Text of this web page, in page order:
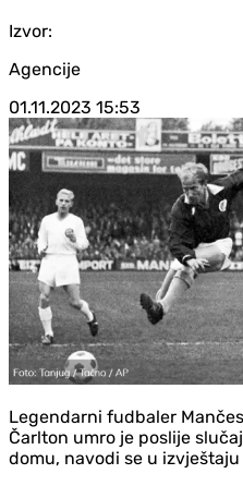
Izvor:
Agencije
01.11.2023 15:53
Legendarni fudbaler
Čarlton umro je poslije
domu, navodi se u